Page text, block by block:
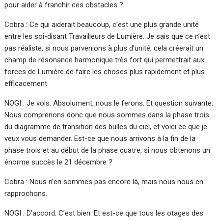
pour aider à franchir ces obstacles ?
Cobra : Ce qui aiderait beaucoup, c’est une plus grande unité
entre les soi-disant Travailleurs de Lumière. Je sais que ce n’est
pas réaliste, si nous parvenions à plus d’unité, cela créerait un
champ de résonance harmonique très fort qui permettrait aux
forces de Lumière de faire les choses plus rapidement et plus
efficacement.
NOGI : Je vois. Absolument, nous le ferons. Et question suivante.
Nous comprenons donc que nous sommes dans la phase trois
du diagramme de transition des bulles du ciel, et voici ce que je
veux vous demander. Est-ce que nous arrivons à la fin de la
phase trois et au début de la phase quatre, si nous obtenons un
énorme succès le 21 décembre ?
Cobra : Nous n’en sommes pas encore là, mais nous nous en
rapprochons.
NOGI : D’accord. C’est bien. Et est-ce que tous les otages des